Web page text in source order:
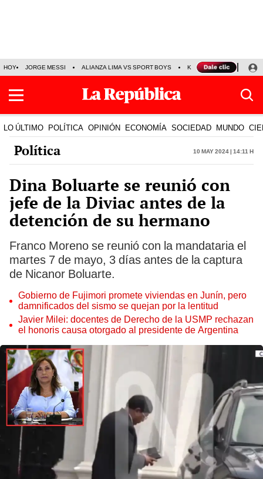
HOY JORGE MESSI ALIANZA LIMA VS SPORT BOYS KENJI FUJIMORI
LO ÚLTIMO POLÍTICA OPINIÓN ECONOMÍA SOCIEDAD MUNDO
Política 10 May 2024 | 14:11 h
Dina Boluarte se reunió con
jefe de la Diviac antes de la
detención de su hermano
Franco Moreno se reunió con la mandataria el
martes 7 de mayo, 3 días antes de la captura
de Nicanor Boluarte.
Gobierno de Fujimori promete viviendas en Junín, pero
damnificados del sismo se quejan por la lentitud
Javier Milei: docentes de Derecho de la USMP rechazan
el honoris causa otorgado al presidente de Argentina